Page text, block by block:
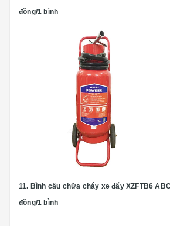
đồng/1 bình
11. Bình cầu chữa cháy xe đẩy XZFTB6
đồng/1 bình